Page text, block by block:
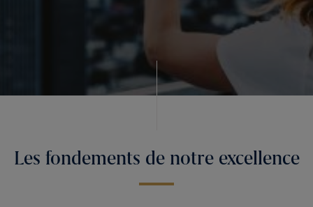
Les fondements de notre excellence